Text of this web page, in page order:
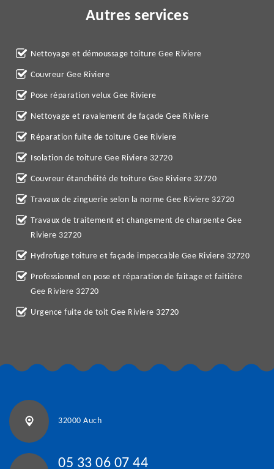
Autres services
Nettoyage et démoussage toiture Gee Riviere
Couvreur Gee Riviere
Pose réparation velux Gee Riviere
Nettoyage et ravalement de façade Gee Riviere
Réparation fuite de toiture Gee Riviere
Isolation de toiture Gee Riviere 32720
Couvreur étanchéité de toiture Gee Riviere 32720
Travaux de zinguerie selon la norme Gee Riviere 32720
Travaux de traitement et changement de charpente Gee
Riviere 32720
Hydrofuge toiture et façade impeccable Gee Riviere 32720
Professionnel en pose et réparation de faitage et faitière
Gee Riviere 32720
Urgence fuite de toit Gee Riviere 32720
32000 Auch
05 33 06 07 44